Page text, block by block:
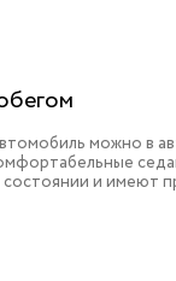
можно в
и имеют